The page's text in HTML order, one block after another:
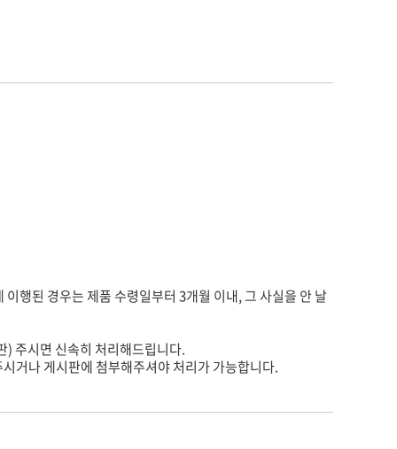
행된 경우는 제품 수령일부터 3개월 이내, 그 사실을 안 날
주시면 신속히 처리해드립니다.
거나 게시판에 첨부해주셔야 처리가 가능합니다.